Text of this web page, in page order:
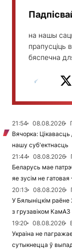
на нашы
прапусціць
бяспечна
21:54 08.08.2026
Вячорка:
нашу суб'ектнасць
21:44
08.08.2026
Беларусь мае
яе зусім не
20:13
08.08.2026
У Бялыніцкім раёне
з грузавіком КамАЗ
19:20
08.08.2026
Украіна не
сутыкнецца ў